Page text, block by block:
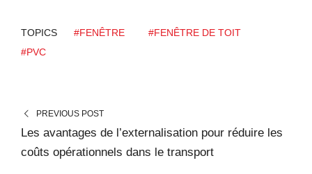
TOPICS #FENÊTRE
#FENÊTRE DE TOIT
#PVC
PREVIOUS POST
Les avantages de l’externalisation pour réduire les
coûts opérationnels dans le transport